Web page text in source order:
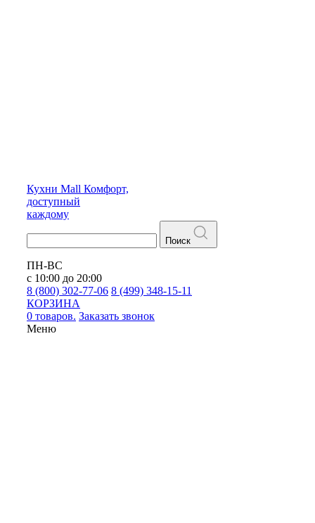
Кухни Mall Комфорт,
доступный
каждому
Поиск
ПН-ВС
с 10:00 до 20:00
8 (800) 302-77-06 8 (499) 348-15-11
КОРЗИНА
0 товаров. Заказать звонок
Меню